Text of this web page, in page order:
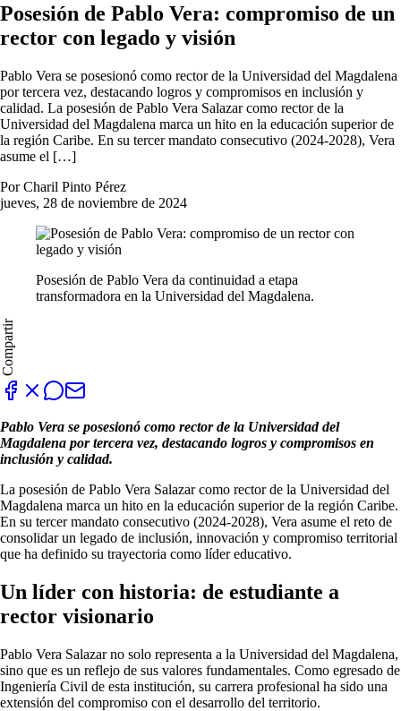
Posesión de Pablo Vera: compromiso de un
rector con legado y visión
Pablo Vera se posesionó como rector de la Universidad del Magdalena
por tercera vez, destacando logros y compromisos en inclusión y
calidad. La posesión de Pablo Vera Salazar como rector de la
Universidad del Magdalena marca un hito en la educación superior de
la región Caribe. En su tercer mandato consecutivo (2024-2028), Vera
asume el […]
Por Charil Pinto Pérez
jueves, 28 de noviembre de 2024
Posesión de Pablo Vera da continuidad a etapa
transformadora en la Universidad del Magdalena.
Compartir
Pablo Vera se posesionó como rector de la Universidad del
Magdalena por tercera vez, destacando logros y compromisos en
inclusión y calidad.
La posesión de Pablo Vera Salazar como rector de la Universidad del
Magdalena marca un hito en la educación superior de la región Caribe.
En su tercer mandato consecutivo (2024-2028), Vera asume el reto de
consolidar un legado de inclusión, innovación y compromiso territorial
que ha definido su trayectoria como líder educativo.
Un líder con historia: de estudiante a
rector visionario
Pablo Vera Salazar no solo representa a la Universidad del Magdalena,
sino que es un reflejo de sus valores fundamentales. Como egresado de
Ingeniería Civil de esta institución, su carrera profesional ha sido una
extensión del compromiso con el desarrollo del territorio.